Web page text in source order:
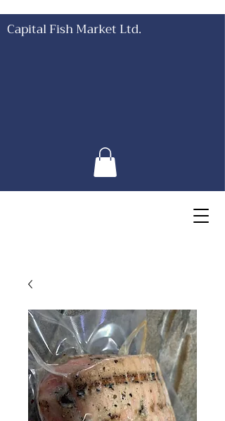
Capital Fish Market Ltd.